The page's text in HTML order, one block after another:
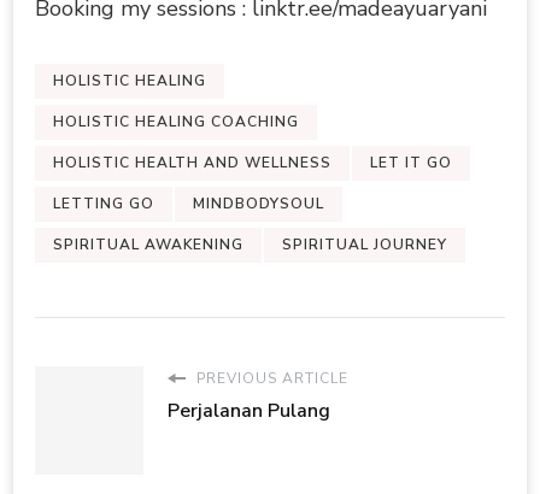
Booking my sessions : linktr.ee/madeayuaryani
HOLISTIC HEALING
HOLISTIC HEALING COACHING
HOLISTIC HEALTH AND WELLNESS LET IT GO
LETTING GO MINDBODYSOUL
SPIRITUAL AWAKENING SPIRITUAL JOURNEY
PREVIOUS ARTICLE
Perjalanan Pulang